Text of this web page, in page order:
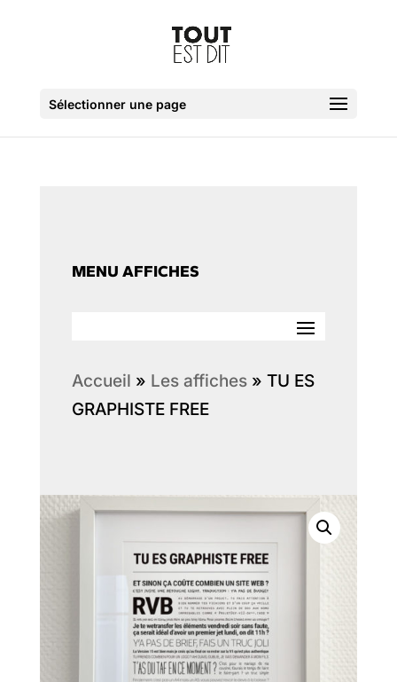
Sélectionner une page
MENU AFFICHES
Accueil » Les affiches» TU ES
GRAPHISTE FREE